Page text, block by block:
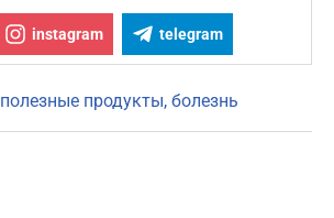
instagram telegram
полезные продукты болезнь